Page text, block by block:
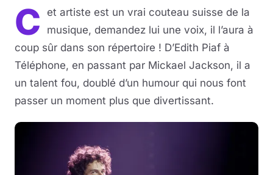
C
et artiste est un vrai couteau suisse de la
musique, demandez lui une voix, il l’aura à
coup sûr dans son répertoire ! D’Edith Piaf à
Téléphone, en passant par Mickael Jackson, il a
un talent fou, doublé d’un humour qui nous font
passer un moment plus que divertissant.